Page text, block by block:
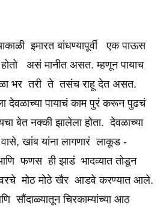
इमारत बांधण्यापूर्वी एक पाऊस
होतो असं मानीत असत. म्हणून पायाच
भर तरी ते तसंच राहू देत असत.
देवळाच्या पायाचं काम पुरं करून पुढचं
बेत नक्की झालेला होता. देवळाच्या
वासे, खांब यांना लागणारं लाकूड -
फणस ही झाडं भादव्यात तोडून
मोठ मोठे खैर आडवे करण्यात आले.
सौंदाळ्यातून चिरकाम्यांच्या आठ